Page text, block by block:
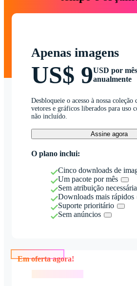
Apenas imagens
US$ 9USD por
anualmente
Desbloqueie o acesso à nossa coleção
vetores e gráficos liberados para uso
não incluído.
Assine agora
O plano inclui:
Cinco downloads de
Um pacote por mês
Sem atribuição necessária
Downloads mais rápidos
Suporte prioritário
Sem anúncios